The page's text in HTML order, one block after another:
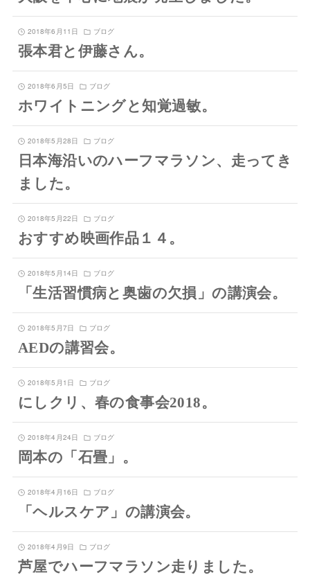
2018年6月11日 ブログ
張本君と伊藤さん。
2018年6月5日 ブログ
ホワイトニングと知覚過敏。
2018年5月28日 ブログ
日本海沿いのハーフマラソン、走ってき
ました。
2018年5月22日 ブログ
おすすめ映画作品１４。
2018年5月14日 ブログ
「生活習慣病と奥歯の欠損」の講演会。
2018年5月7日 ブログ
AEDの講習会。
2018年5月1日 ブログ
にしクリ、春の食事会2018。
2018年4月24日 ブログ
岡本の「石畳」。
2018年4月16日 ブログ
「ヘルスケア」の講演会。
2018年4月9日 ブログ
芦屋でハーフマラソン走りました。